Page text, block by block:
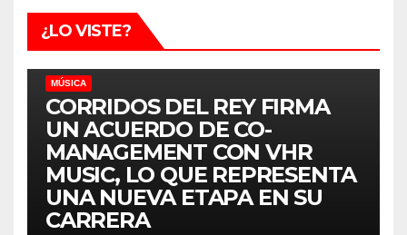
¿LO VISTE?
MÚSICA
CORRIDOS DEL REY FIRMA
UN ACUERDO DE CO-
MANAGEMENT CON VHR
MUSIC, LO QUE REPRESENTA
UNA NUEVA ETAPA EN SU
CARRERA